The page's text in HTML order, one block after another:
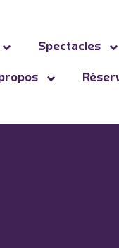
Spectacles